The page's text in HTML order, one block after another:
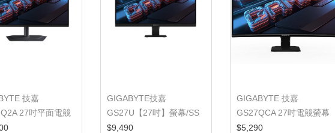
技嘉
27吋平面電競
GIGABYTE技嘉
GS27U【27吋】螢幕/SS
IPS/4K/160HZ/低藍...
$9,490
GIGABYTE 技嘉
GS27QCA 27吋電競螢幕
$5,290